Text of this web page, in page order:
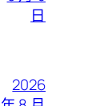
日
2026